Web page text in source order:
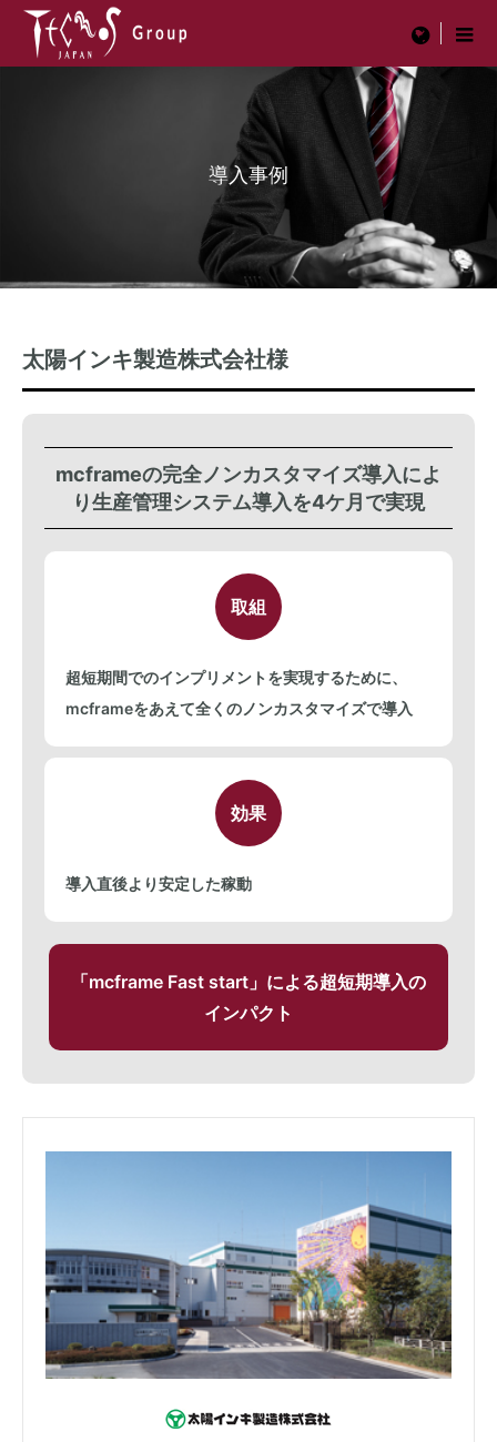
menu
導入事例
太陽インキ製造株式会社様
mcframeの完全ノンカスタマイズ導入によ
り生産管理システム導入を4ケ月で実現
取組
超短期間でのインプリメントを実現するために、
mcframeをあえて全くのノンカスタマイズで導入
効果
導入直後より安定した稼動
「mcframe Fast start」による超短期導入の
インパクト